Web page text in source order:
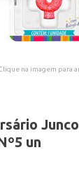
na imagem para
un